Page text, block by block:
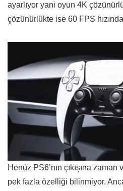
ayarlıyor yani oyun 4K
çözünürlükte ise 60 FPS
Henüz PS6’nın çıkışına
pek fazla özelliği bilinmiyor.